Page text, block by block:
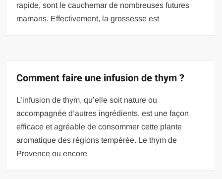
rapide, sont le cauchemar de nombreuses futures
mamans. Effectivement, la grossesse est
Comment faire une infusion de thym ?
L’infusion de thym, qu’elle soit nature ou
accompagnée d’autres ingrédients, est une façon
efficace et agréable de consommer cette plante
aromatique des régions tempérée. Le thym de
Provence ou encore